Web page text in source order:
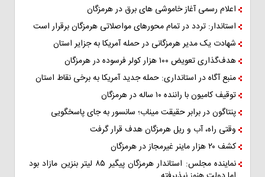
اعلام رسمی آغاز خاموشی های برق در هرمزگان
استاندار: تردد در تمام محورهای مواصلاتی هرمزگان برقرار است
شهادت یک مدیر هرمزگانی در حمله آمریکا به جزایر استان
هدف‌گذاری تعویض ۱۰۰ هزار کولر فرسوده در هرمزگان
منبع آگاه در استانداری: حمله جدید آمریکا به برخی نقاط استان
توقیف کامیون با راننده ۱۰ ساله در هرمزگان
پنتاگون در برابر حقیقت میناب؛ سانسور به جای پاسخگویی
وقتی راه، آب و ریل هرمزگان هدف قرار گرفت
کشف ۲۰ هزار ماینر غیرمجاز در هرمزگان
نماینده مجلس: استاندار هرمزگان پیگیر ۸۵ لیتر بنزین مازاد بود